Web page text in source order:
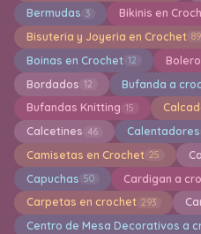
Bermudas 3 Bikinis en
Bisuteria y Joyeria en Crochet 89
Boinas en Crochet 12
Bordados 12 Bufanda a
Bufandas Knitting 15
Calcetines 46 Calentadores
Camisetas en Crochet 25
Capuchas 50 Cardigan a
Carpetas en crochet 293
Centro de Mesa Decorativos a